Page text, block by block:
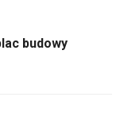
budowy